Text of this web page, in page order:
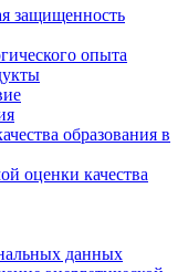
защищенность
опыта
образования в
оценки качества
данных